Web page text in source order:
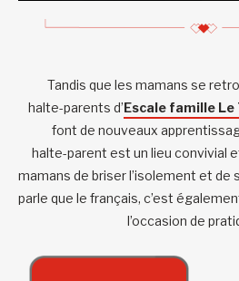
Tandis que les mamans se
halte-parents d’Escale famille
font de nouveaux
halte-parent est un lieu convivial
mamans de briser l’isolement et de
parle que le français, c’est
l’occasion de